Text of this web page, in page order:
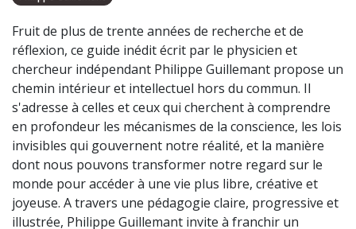
Fruit de plus de trente années de recherche et de
réflexion, ce guide inédit écrit par le physicien et
chercheur indépendant Philippe Guillemant propose un
chemin intérieur et intellectuel hors du commun. Il
s'adresse à celles et ceux qui cherchent à comprendre
en profondeur les mécanismes de la conscience, les lois
invisibles qui gouvernent notre réalité, et la manière
dont nous pouvons transformer notre regard sur le
monde pour accéder à une vie plus libre, créative et
joyeuse. A travers une pédagogie claire, progressive et
illustrée, Philippe Guillemant invite à franchir un